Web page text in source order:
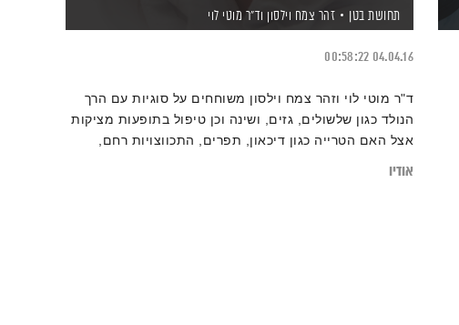
תחושת בטן זהר צמח וילסון וד"ר מוטי לוי
04.04.16
00:58:22
ד"ר מוטי לוי וזהר צמח וילסון משוחחים על סוגיות עם הרך
הנולד כגון שלשולים, גזים, ושינה וכן טיפול בתופעות מציקות
אצל האם הטרייה כגון דיכאון, תפרים, התכווצויות רחם,
אודיו